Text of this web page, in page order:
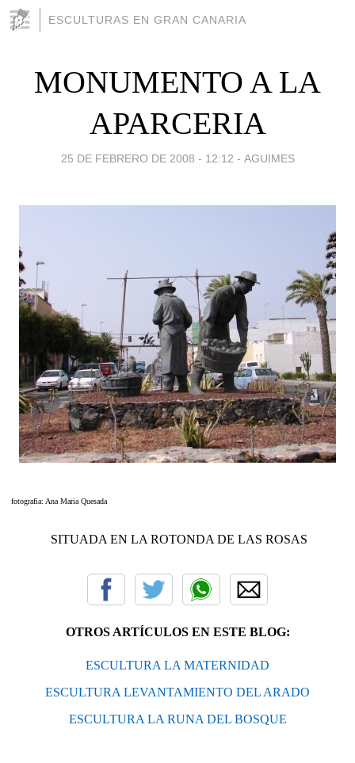
ESCULTURAS EN GRAN CANARIA
MONUMENTO A LA
APARCERIA
25 DE FEBRERO DE 2008 - 12:12 - AGUIMES
fotografia: Ana Maria Quesada
SITUADA EN LA ROTONDA DE LAS ROSAS
OTROS ARTÍCULOS EN ESTE BLOG:
ESCULTURA LA MATERNIDAD
ESCULTURA LEVANTAMIENTO DEL ARADO
ESCULTURA LA RUNA DEL BOSQUE